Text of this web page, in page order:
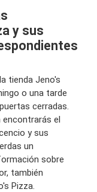
y sus
tienda Jeno's
o una tarde
cerradas.
el
y sus
un
sobre
también
Pizza.